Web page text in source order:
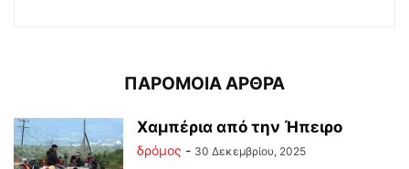
ΠΑΡΟΜΟΙΑ ΑΡΘΡΑ
Χαμπέρια από την Ήπειρο
δρόμος - 30 Δεκεμβρίου, 2025